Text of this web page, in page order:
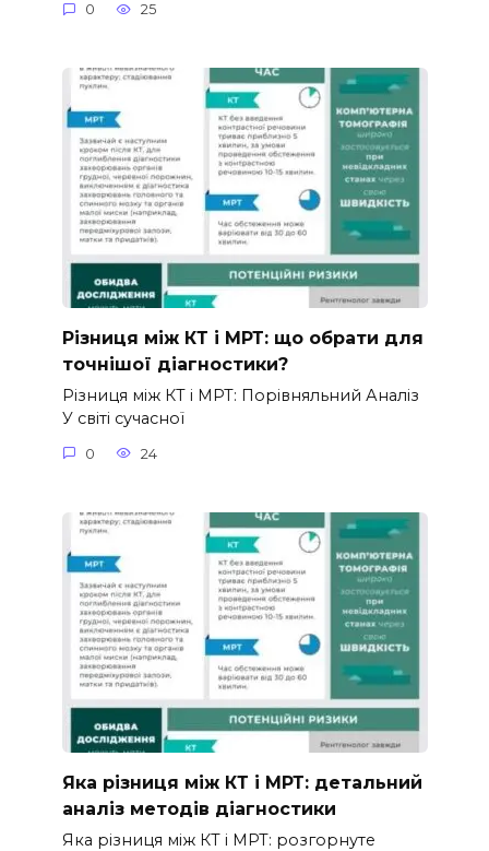
0 25
Різниця між КТ і МРТ: що обрати для
точнішої діагностики?
Різниця між КТ і МРТ: Порівняльний Аналіз
У світі сучасної
0 24
Яка різниця між КТ і МРТ: детальний
аналіз методів діагностики
Яка різниця між КТ і МРТ: розгорнуте